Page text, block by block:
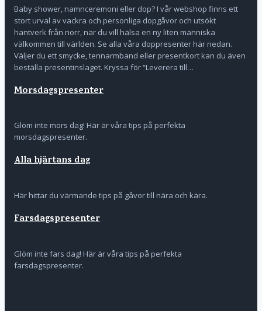
Baby shower, namnceremoni eller dop? I vår webshop finns ett
stort urval av vackra och personliga dopgåvor och utsökt
hantverk från norr, när du vill hälsa en ny liten människa
välkommen till världen. Se alla våra doppresenter här nedan.
Väljer du ett smycke, tennarmband eller presentkort kan du även
beställa presentinslaget. Kryssa för “Leverera till…
Morsdagspresenter
Glöm inte mors dag! Här är våra tips på perfekta
morsdagspresenter.
Alla hjärtans dag
Här hittar du värmande tips på gåvor till nära och kära.
Farsdagspresenter
Glöm inte fars dag! Här är våra tips på perfekta
farsdagspresenter.